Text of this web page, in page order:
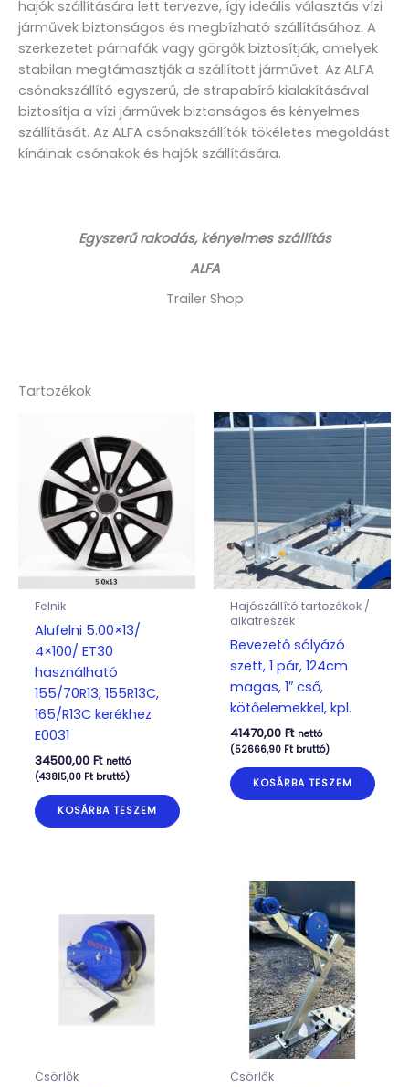
hajók szállítására lett tervezve, így ideális választás vízi
járművek biztonságos és megbízható szállításához. A
szerkezetet párnafák vagy görgők biztosítják, amelyek
stabilan megtámasztják a szállított járművet. Az ALFA
csónakszállító egyszerű, de strapabíró kialakításával
biztosítja a vízi járművek biztonságos és kényelmes
szállítását. Az ALFA csónakszállítók tökéletes megoldást
kínálnak csónakok és hajók szállítására.
Egyszerű rakodás, kényelmes szállítás
ALFA
Trailer Shop
Tartozékok
Felnik
Alufelni 5.00×13/
4×100/ ET30
használható
155/70R13, 155R13C,
165/R13C kerékhez
E0031
34500,00 Ft nettó
(43815,00 Ftbruttó)
KOSÁRBA TESZEM
Hajószállító tartozékok /
alkatrészek
Bevezető sólyázó
szett, 1 pár, 124cm
magas, 1″ cső,
kötőelemekkel, kpl.
41470,00 Ft nettó
(52666,90 Ftbruttó)
KOSÁRBA TESZEM
Csörlők Csörlők